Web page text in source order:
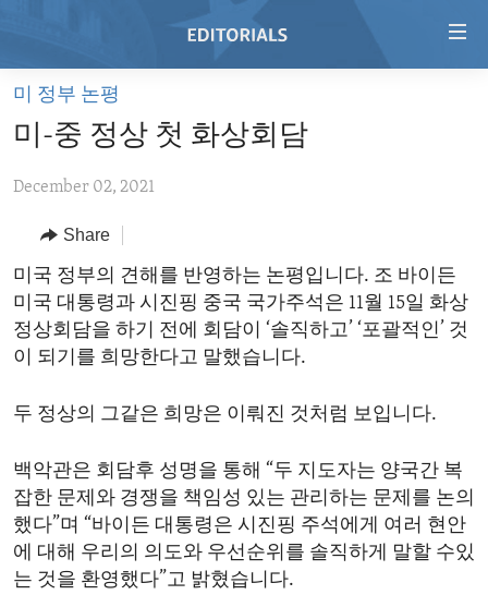
Skip
main
Skip
Navigation
Skip
to
Search
HOME
VIDEO
RADIO
REGIONS
AFRICA
AMERICAS
ASIA
TOPICS
HUMAN RIGHTS
SECURITY AND DEFENSE
ECONOMY AND TRADE
ENVIRONMENT AND HEALTH
IDEALS AND INSTITUTIONS
ARCHIVE
ABOUT US
FOLLOW US
미 정부 논평
미-중 정상 첫 화상회담
December 02, 2021
Share
미국 정부의 견해를 반영하는 논평입니다. 조 바이든
미국 대통령과 시진핑 중국 국가주석은 11월 15일 화상
정상회담을 하기 전에 회담이 ‘솔직하고’ ‘포괄적인’ 것
이 되기를 희망한다고 말했습니다.
두 정상의 그같은 희망은 이뤄진 것처럼 보입니다.
백악관은 회담후 성명을 통해 “두 지도자는 양국간 복
잡한 문제와 경쟁을 책임성 있는 관리하는 문제를 논의
했다”며 “바이든 대통령은 시진핑 주석에게 여러 현안
에 대해 우리의 의도와 우선순위를 솔직하게 말할 수있
는 것을 환영했다”고 밝혔습니다.